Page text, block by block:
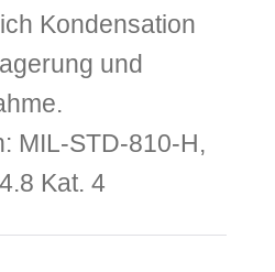
Kondensation
und
MIL-STD-810-H,
Kat. 4